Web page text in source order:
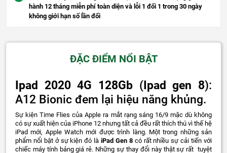
hành 12 tháng miễn phí toàn diện và lỗi 1 đổi 1 trong 30 ngày
không giới hạn số lần đổi
ĐẶC ĐIỂM NỔI BẬT
Ipad 2020 4G 128Gb (Ipad gen 8):
A12 Bionic đem lại hiệu năng khủng.
Sự kiện Time Flies của Apple ra mắt rạng sáng 16/9 mặc dù không
có sự xuất hiện của iPhone 12 nhưng tất cả đều rất thích thú vì thế hệ
iPad mới, Apple Watch mới được trình làng. Một trong những sản
phẩm nổi bật ở sự kiện đó làiPad Gen 8có rất nhiều sự cải tiến với
chiếc máy tính bảng giá rẻ. Những sự thay đổi này thật sự rất tuyệt